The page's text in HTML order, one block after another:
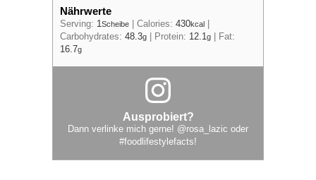
Nährwerte
Serving: 1Scheibe Calories: 430kcal
Carbohydrates: 48.3g Protein: 12.1g
Fat:
16.7g
Ausprobiert?
Dann verlinke mich gerne! @rosa_lazic oder
#foodlifestylefacts!